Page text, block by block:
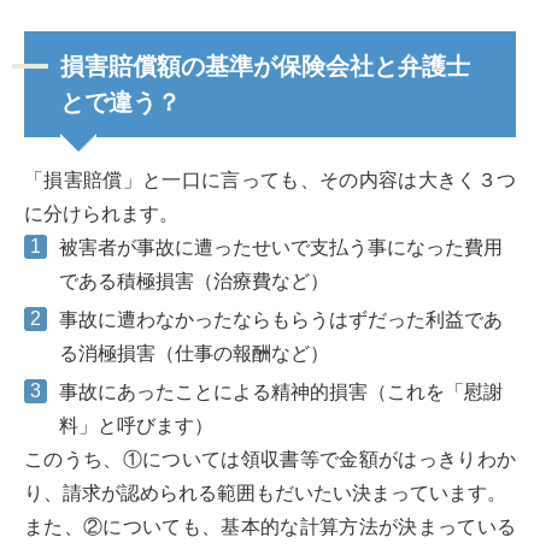
損害賠償額の基準が保険会社と弁護士
とで違う？
「損害賠償」と一口に言っても、その内容は大きく３つ
に分けられます。
被害者が事故に遭ったせいで支払う事になった費用
である積極損害（治療費など）
事故に遭わなかったならもらうはずだった利益であ
る消極損害（仕事の報酬など）
事故にあったことによる精神的損害（これを「慰謝
料」と呼びます）
このうち、①については領収書等で金額がはっきりわか
り、請求が認められる範囲もだいたい決まっています。
また、②についても、基本的な計算方法が決まっている